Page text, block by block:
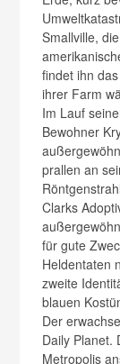
Smallville,
findet ihn
ihrer Farm
Im Lauf
Bewohner
prallen an
Clarks
für gute
Heldentaten
zweite
blauen
Der
Daily Planet.
Metropolis